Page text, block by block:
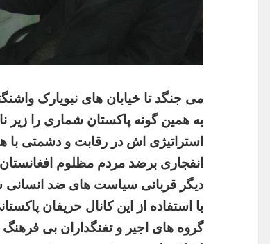
می جنگد تا خیابان های نبویارک
به همین گونه پاکستان شماری را زیر
استراتیژی اش در رقابت و دشمتی با
انفجاری برضد مردم مظلوم افغانستان
دیگر قربانی سیاست های ضد انسانی
با استفاده از این کانال حریفان
گروه های اجیر و تفنگداران بی